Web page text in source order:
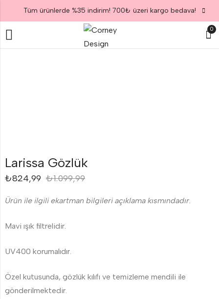
Tüm ürünlerde %35 indirim! 700₺ üzeri kargo bedava!
0
Larissa Gözlük
₺824,99 ₺1.099,99
Ürün ile ilgili ekartman bilgileri açıklama kısmındadır.
Mavi ışık filtrelidir.
UV400 korumalıdır.
Özel kutusunda, gözlük kılıfı ve temizleme mendili ile
gönderilmektedir.